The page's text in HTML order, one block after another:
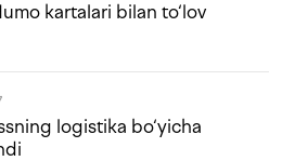
kartalari bilan to‘lov
logistika bo‘yicha